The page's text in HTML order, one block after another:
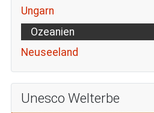
Ungarn
Ozeanien
Neuseeland
Unesco Welterbe